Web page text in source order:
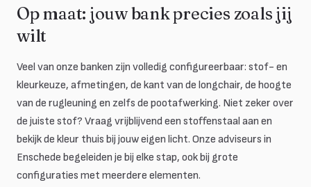
Op maat: jouw bank precies zoals jij
wilt
Veel van onze banken zijn volledig configureerbaar: stof- en
kleurkeuze, afmetingen, de kant van de longchair, de hoogte
van de rugleuning en zelfs de pootafwerking. Niet zeker over
de juiste stof? Vraag vrijblijvend een stoffenstaal aan en
bekijk de kleur thuis bij jouw eigen licht. Onze adviseurs in
Enschede begeleiden je bij elke stap, ook bij grote
configuraties met meerdere elementen.